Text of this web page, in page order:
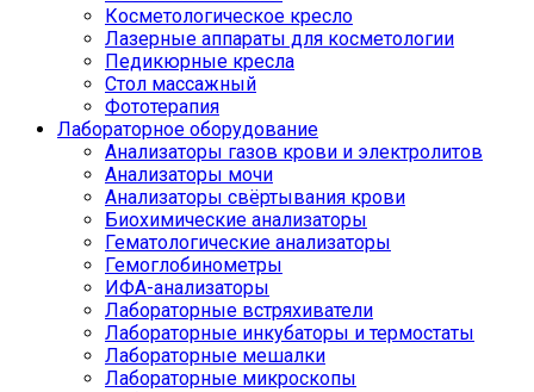
Косметологическое кресло
Лазерные аппараты для косметологии
Педикюрные кресла
Стол массажный
Фототерапия
Лабораторное оборудование
Анализаторы газов крови и электролитов
Анализаторы мочи
Анализаторы свёртывания крови
Биохимические анализаторы
Гематологические анализаторы
Гемоглобинометры
ИФА-анализаторы
Лабораторные встряхиватели
Лабораторные инкубаторы и термостаты
Лабораторные мешалки
Лабораторные микроскопы